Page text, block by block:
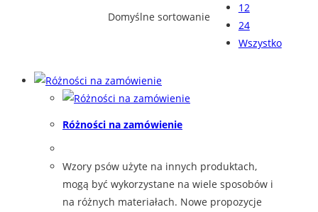
Domyślne sortowanie
12
24
Wszystko
Różności na zamówienie
Wzory psów użyte na innych produktach,
mogą być wykorzystane na wiele sposobów i
na różnych materiałach. Nowe propozycje